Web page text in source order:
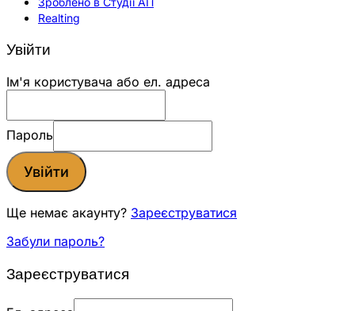
Realting
Увійти
Ім'я користувача або ел. адреса
Пароль
Увійти
Ще немає акаунту? Зареєструватися
Забули пароль?
Зареєструватися